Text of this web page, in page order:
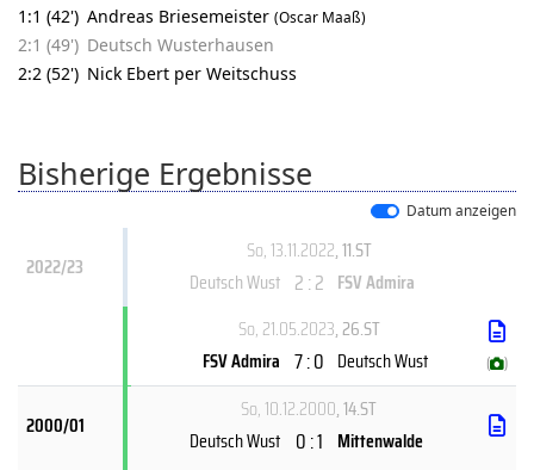
1:1 (42') Andreas Briesemeister (Oscar Maaß)
2:1 (49') Deutsch Wusterhausen
2:2 (52') Nick Ebert per Weitschuss
Bisherige Ergebnisse
Datum anzeigen
2022/23
So, 13.11.2022, 11.ST
Deutsch Wust 2 : 2 FSV Admira
So, 21.05.2023, 26.ST
FSV Admira 7 : 0 Deutsch Wust ( )
2000/01
So, 10.12.2000, 14.ST
Deutsch Wust 0 : 1 Mittenwalde